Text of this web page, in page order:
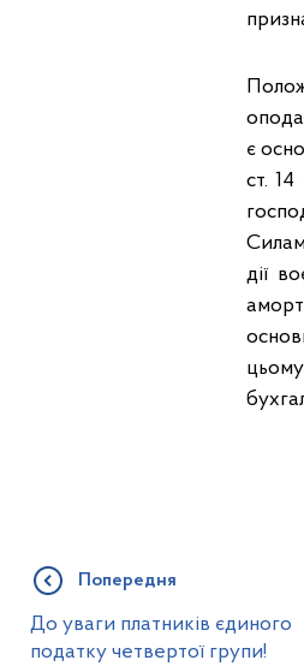
є
ст.
дії
Попередня
До уваги платників єдиного
податку четвертої групи!